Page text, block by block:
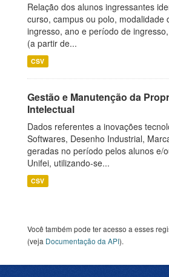
Relação dos alunos ingressantes
curso, campus ou polo, modalidade
ingresso, ano e período de
(a partir de...
CSV
Gestão e Manutenção da
Intelectual
Dados referentes a inovações
Softwares, Desenho Industrial,
geradas no período pelos alunos e/
Unifei, utilizando-se...
CSV
Você também pode ter acesso a esses
(veja Documentação da API).